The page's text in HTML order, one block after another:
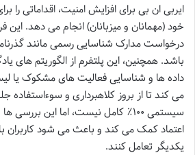
ایربی ان بی برای افزایش امنیت، اقداماتی را
خود (مهمانان و میزبانان) انجام می دهد.
درخواست مدارک شناسایی رسمی مانند گذرنامه
باشد. همچنین، این پلتفرم از الگوریتم های
داده ها و شناسایی فعالیت های مشکوک یا
می کند تا از بروز کلاهبرداری و سوءاستفاده
سیستمی ۱۰۰٪ کامل نیست، اما این بررسی
اعتماد کمک می کند و باعث می شود کاربران
یکدیگر تعامل کنند.